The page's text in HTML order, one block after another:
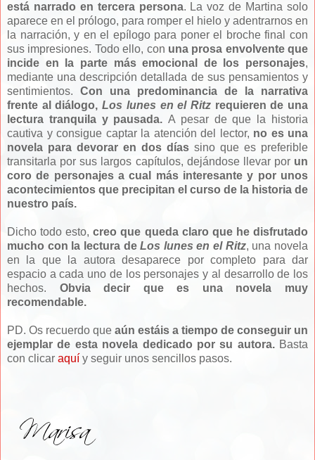
está narrado en tercera persona. La voz de Martina solo
aparece en el prólogo, para romper el hielo y adentrarnos en
la narración, y en el epílogo para poner el broche final con
sus impresiones. Todo ello, con una prosa envolvente que
incide en la parte más emocional de los personajes,
mediante una descripción detallada de sus pensamientos y
sentimientos. Con una predominancia de la narrativa
frente al diálogo,Los lunes en el Ritzrequieren de una
lectura tranquila y pausada.A pesar de que la historia
cautiva y consigue captar la atención del lector, no es una
novela para devorar en dos días sino que es preferible
transitarla por sus largos capítulos, dejándose llevar por un
coro de personajes a cual más interesante y por unos
acontecimientos que precipitan el curso de la historia de
nuestro país.
Dicho todo esto,creo que queda claro que he disfrutado
mucho con la lectura deLos lunes en el Ritz, una novela
en la que la autora desaparece por completo para dar
espacio a cada uno de los personajes y al desarrollo de los
hechos. Obvia decir que es una novela muy
recomendable.
PD. Os recuerdo que aún estáis a tiempo de conseguir un
ejemplar de esta novela dedicado por su autora.Basta
con clicar aquí y seguir unos sencillos pasos.